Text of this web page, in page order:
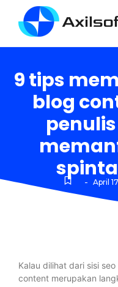
9 tips
blog
- April
Kalau dilihat dari sisi
content merupakan